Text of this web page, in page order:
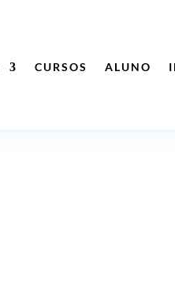
CURSOS ALUNO